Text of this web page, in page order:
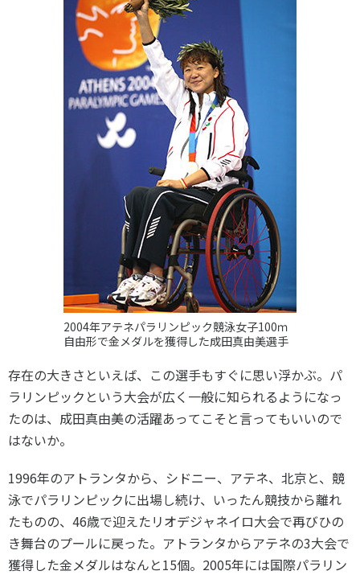
2004年アテネパラリンピック競泳女子100ｍ
自由形で金メダルを獲得した成田真由美選手
存在の大きさといえば、この選手もすぐに思い浮かぶ。パ
ラリンピックという大会が広く一般に知られるようになっ
たのは、成田真由美の活躍あってこそと言ってもいいので
はないか。
1996年のアトランタから、シドニー、アテネ、北京と、競
泳でパラリンピックに出場し続け、いったん競技から離れ
たものの、46歳で迎えたリオデジャネイロ大会で再びひの
き舞台のプールに戻った。アトランタからアテネの3大会で
獲得した金メダルはなんと15個。2005年には国際パラリン